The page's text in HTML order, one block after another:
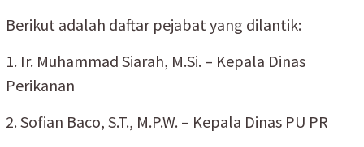
Berikut adalah daftar pejabat yang dilantik:
1. Ir. Muhammad Siarah, M.Si. – Kepala Dinas
Perikanan
2. Sofian Baco, S.T., M.P.W. – Kepala Dinas PU PR